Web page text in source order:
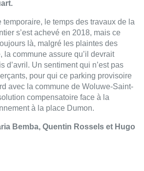
respectent mieux les